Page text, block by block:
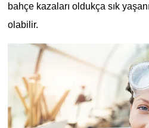
bahçe kazaları oldukça sık
olabilir.